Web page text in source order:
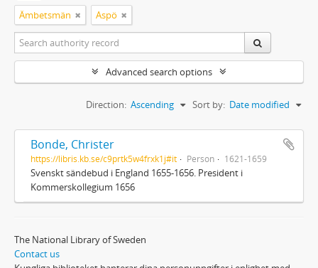
Ämbetsmän Aspö
Advanced search options
Sort by: Date modified
Direction: Ascending
Bonde, Christer
https://libris.kb.se/c9prtk5w4frxk1j#it Person 1621-1659
Svenskt sändebud i England 1655-1656. President i
Kommerskollegium 1656
The National Library of Sweden
Contact us